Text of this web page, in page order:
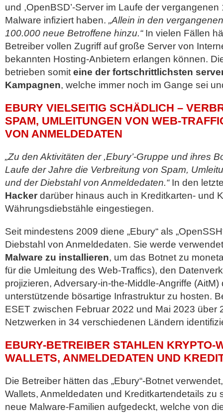
und ,OpenBSD’-Server im Laufe der vergangenen
Malware infiziert haben. „Allein in den
100.000 neue Betroffene hinzu.“In vielen Fällen
Betreiber vollen Zugriff auf große Server von
bekannten Hosting-Anbietern erlangen können.
betrieben somit eine der fortschrittlichsten
Kampagnen, welche immer noch im Gange sei
EBURY VIELSEITIG SCHÄDLICH –
SPAM, UMLEITUNGEN VON WEB-
VON ANMELDEDATEN
„Zu den Aktivitäten der ,Ebury’-Gruppe und ihres
Laufe der Jahre die Verbreitung von Spam,
und der Diebstahl von Anmeldedaten.“In den
Hacker darüber hinaus auch in Kreditkarten- und
Währungsdiebstähle eingestiegen.
Seit mindestens 2009 diene „Ebury“ als
Diebstahl von Anmeldedaten. Sie werde
Malware zu installieren, um das Botnet zu
für die Umleitung des Web-Traffics), den
projizieren, Adversary-in-the-Middle-Angriffe
unterstützende bösartige Infrastruktur zu hosten.
ESET zwischen Februar 2022 und Mai 2023 über
Netzwerken in 34 verschiedenen Ländern
EBURY-BETREIBER STAHLEN KRYPTO-
WALLETS, ANMELDEDATEN UND
Die Betreiber hätten das „Ebury“-Botnet
Wallets, Anmeldedaten und Kreditkartendetails zu
neue Malware-Familien aufgedeckt, welche von